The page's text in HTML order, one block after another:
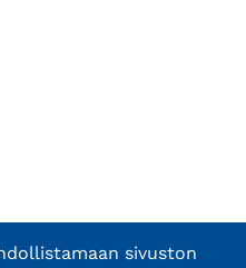
sivuston